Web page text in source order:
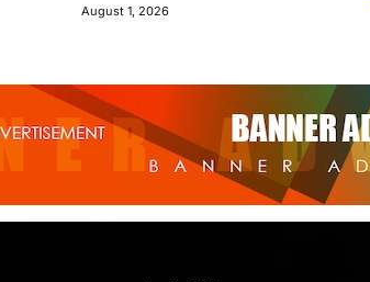
August 1, 2026